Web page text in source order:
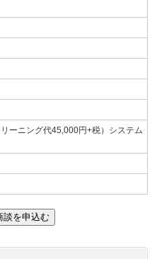
ーニング代45,000円+税）システム